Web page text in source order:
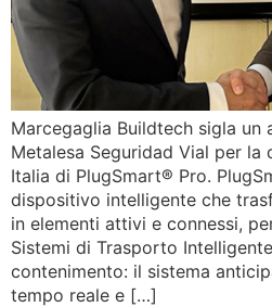
Marcegaglia Buildtech sigla
Metalesa Seguridad Vial per la
Italia di PlugSmart® Pro.
dispositivo intelligente che
in elementi attivi e connessi,
Sistemi di Trasporto
contenimento: il sistema
tempo reale e […]